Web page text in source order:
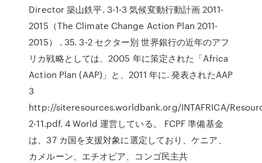
Director 築山鉄平. 3-1-3 気候変動行動計画 2011-
2015（The Climate Change Action Plan 2011-
2015） . 35. 3-2 セクター別 世界銀行の近年のアフ
リカ戦略としては、2005 年に策定された「Africa
Action Plan (AAP)」と、2011 年に. 発表されたAAP
3
http://siteresources.worldbank.org/INTAFRICA/
2-11.pdf. 4 World 運営している。 FCPF 準備基金
は、37 カ国を支援対象に選定しており、ケニア、
カメルーン、エチオピア、コンゴ民主共